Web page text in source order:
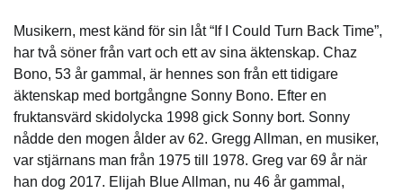
Musikern, mest känd för sin låt “If I Could Turn Back Time”,
har två söner från vart och ett av sina äktenskap. Chaz
Bono, 53 år gammal, är hennes son från ett tidigare
äktenskap med bortgångne Sonny Bono. Efter en
fruktansvärd skidolycka 1998 gick Sonny bort. Sonny
nådde den mogen ålder av 62. Gregg Allman, en musiker,
var stjärnans man från 1975 till 1978. Greg var 69 år när
han dog 2017. Elijah Blue Allman, nu 46 år gammal,